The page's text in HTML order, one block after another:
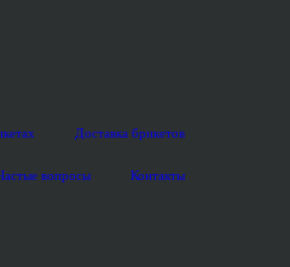
Доставка брикетов
вопросы Контакты